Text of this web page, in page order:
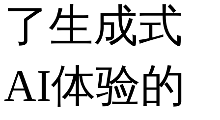
了生成式
AI体验的